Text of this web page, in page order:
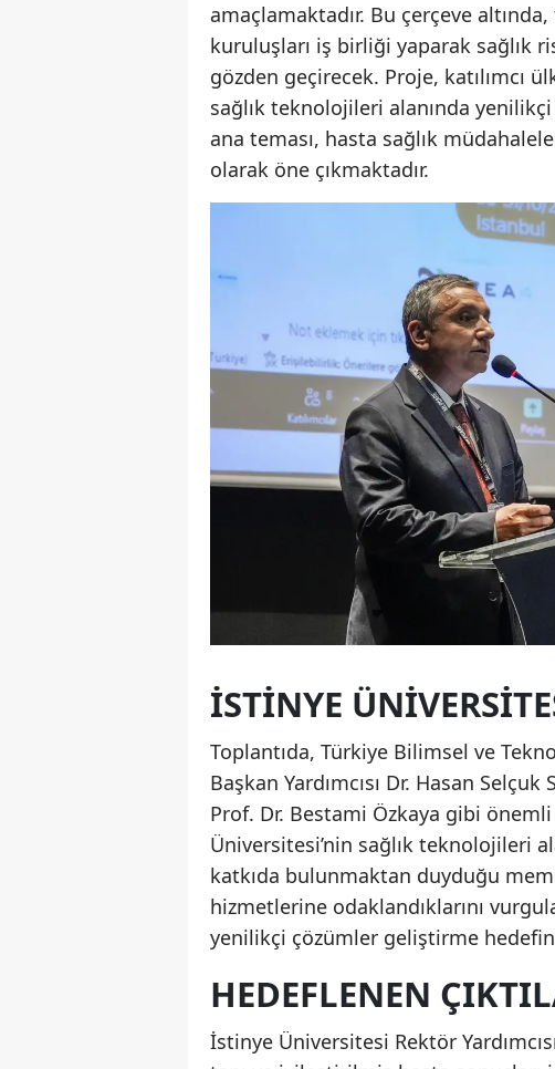
amaçlamaktadır. Bu çerçeve
kuruluşları iş birliği yaparak sağlık
gözden geçirecek. Proje, katılımcı
sağlık teknolojileri alanında
ana teması, hasta sağlık
olarak öne çıkmaktadır.
İSTINYE
Toplantıda, Türkiye Bilimsel ve
Başkan Yardımcısı Dr. Hasan
Prof. Dr. Bestami Özkaya gibi
Üniversitesi’nin sağlık teknolojileri
katkıda bulunmaktan duyduğu
hizmetlerine odaklandıklarını
yenilikçi çözümler geliştirme
HEDEFLENEN
İstinye Üniversitesi Rektör